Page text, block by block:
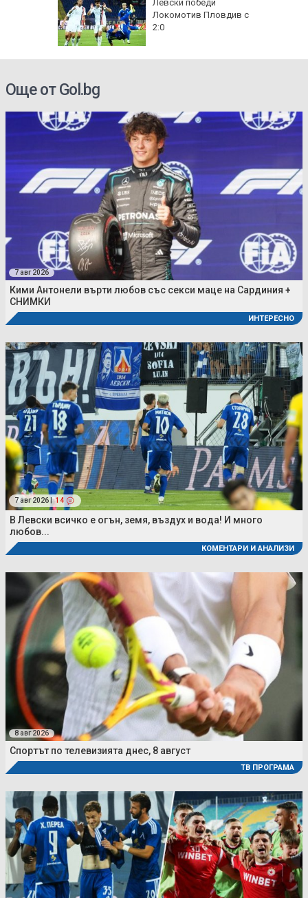
Левски победи
Локомотив Пловдив с
2:0
Още от Gol.bg
7 авг 2026
Кими Антонели върти любов със секси маце на Сардиния +
СНИМКИ
ИНТЕРЕСНО
7 авг 2026 | 14
В Левски всичко е огън, земя, въздух и вода! И много
любов...
КОМЕНТАРИ И АНАЛИЗИ
8 авг 2026
Спортът по телевизията днес, 8 август
ТВ ПРОГРАМА